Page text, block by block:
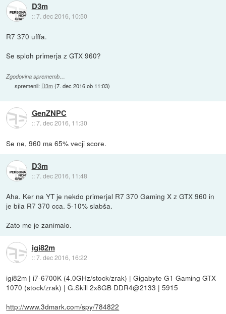
D3m
::7. dec 2016, 10:50
R7 370 ufffa.
Se sploh primerja z GTX 960?
Zgodovina sprememb…
spremenil: D3m(7. dec 2016 ob 11:03)
GenZNPC
::7. dec 2016, 11:30
Se ne, 960 ma 65% vecji score.
D3m
::7. dec 2016, 11:48
Aha. Ker na YT je nekdo primerjal R7 370 Gaming X z GTX 960 in
je bila R7 370 cca. 5-10% slabša.
Zato me je zanimalo.
igi82m
::7. dec 2016, 16:22
igi82m | i7-6700K (4.0GHz/stock/zrak) | Gigabyte G1 Gaming GTX
1070 (stock/zrak) | G.Skill 2x8GB DDR4@2133 | 5915
http://www.3dmark.com/spy/784822